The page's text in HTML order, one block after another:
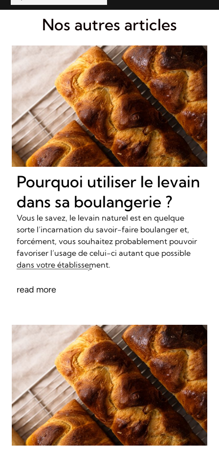
Nos autres articles
Pourquoi utiliser le levain
dans sa boulangerie ?
Vous le savez, le levain naturel est en quelque
sorte l’incarnation du savoir-faire boulanger et,
forcément, vous souhaitez probablement pouvoir
favoriser l’usage de celui-ci autant que possible
dans votre établissement.
read more